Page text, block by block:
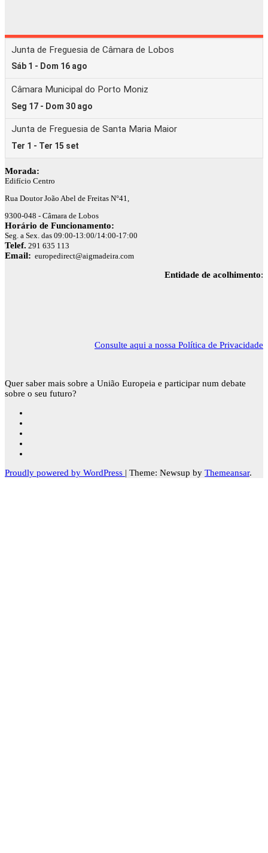
Morada:
Edifício Centro
Rua Doutor João Abel de Freitas N°41,
9300-048 - Câmara de Lobos
Horário de Funcionamento:
Seg. a Sex. das 09:00-13:00/14:00-17:00
Telef. 291 635 113
Email: europedirect@aigmadeira.com
Entidade de acolhimento:
Consulte aqui a nossa Política de Privacidade
Quer saber mais sobre a União Europeia e participar num debate
sobre o seu futuro?
Proudly powered by WordPress | Theme: Newsup by Themeansar.